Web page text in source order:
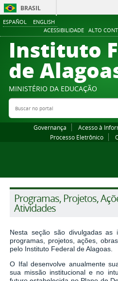
ESPAÑOL ENGLISH
ACESSIBILIDADE ALTO
BRASIL
Instituto
de
MINISTÉRIO DA EDUCAÇÃO
Buscar no portal
Governança Acesso à
Processo Eletrônico
Programas, Projetos,
Atividades
Nesta seção são divulgadas as
programas, projetos, ações,
pelo Instituto Federal de Alagoas.
O Ifal desenvolve anualmente
sua missão institucional e no